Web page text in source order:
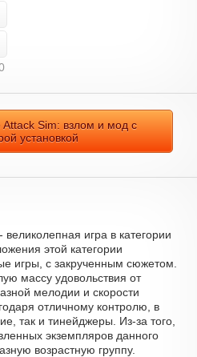
Sim: взлом и мод с
установкой
игра в категории
этой категории
игры, с закрученным сюжетом.
массу удовольствия от
мелодии и скорости
отличному контролю, в
так и тинейджеры. Из-за того,
экземпляров данного
возрастную группу.